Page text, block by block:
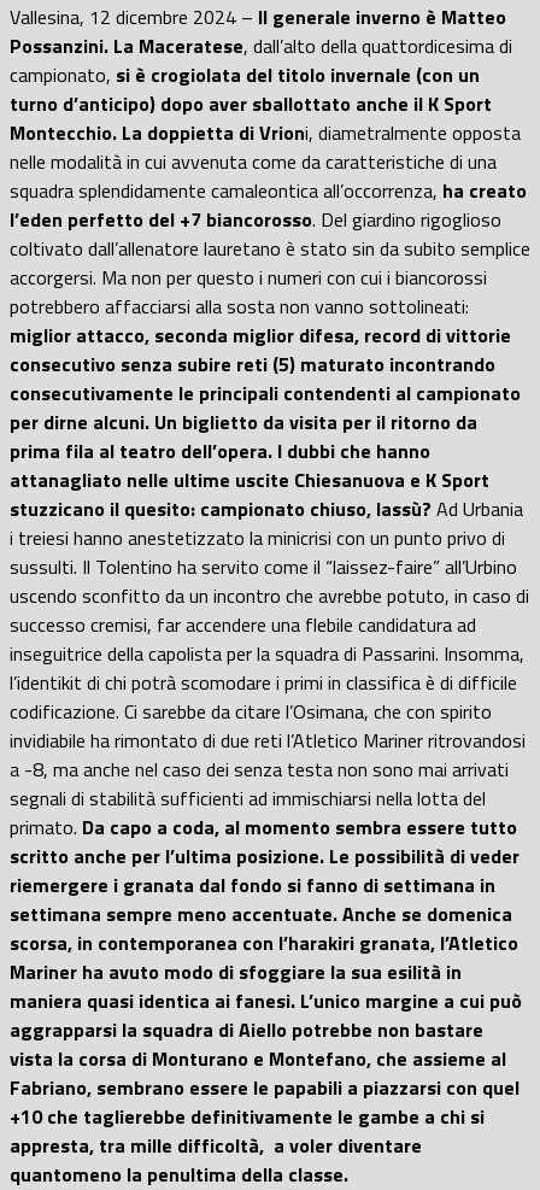
Vallesina, 12 dicembre 2024 – Il generale inverno è Matteo
Possanzini. La Maceratese, dall’alto della quattordicesima di
campionato, si è crogiolata del titolo invernale (con un
turno d’anticipo) dopo aver sballottato anche il K Sport
Montecchio. La doppietta di Vrioni, diametralmente opposta
nelle modalità in cui avvenuta come da caratteristiche di una
squadra splendidamente camaleontica all’occorrenza, ha creato
l’eden perfetto del +7 biancorosso. Del giardino rigoglioso
coltivato dall’allenatore lauretano è stato sin da subito semplice
accorgersi. Ma non per questo i numeri con cui i biancorossi
potrebbero affacciarsi alla sosta non vanno sottolineati:
miglior attacco, seconda miglior difesa, record di vittorie
consecutivo senza subire reti (5) maturato incontrando
consecutivamente le principali contendenti al campionato
per dirne alcuni. Un biglietto da visita per il ritorno da
prima fila al teatro dell’opera. I dubbi che hanno
attanagliato nelle ultime uscite Chiesanuova e K Sport
stuzzicano il quesito: campionato chiuso, lassù? Ad Urbania
i treiesi hanno anestetizzato la minicrisi con un punto privo di
sussulti. Il Tolentino ha servito come il “laissez-faire” all’Urbino
uscendo sconfitto da un incontro che avrebbe potuto, in caso di
successo cremisi, far accendere una flebile candidatura ad
inseguitrice della capolista per la squadra di Passarini. Insomma,
l’identikit di chi potrà scomodare i primi in classifica è di difficile
codificazione. Ci sarebbe da citare l’Osimana, che con spirito
invidiabile ha rimontato di due reti l’Atletico Mariner ritrovandosi
a -8, ma anche nel caso dei senza testa non sono mai arrivati
segnali di stabilità sufficienti ad immischiarsi nella lotta del
primato. Da capo a coda, al momento sembra essere tutto
scritto anche per l’ultima posizione. Le possibilità di veder
riemergere i granata dal fondo si fanno di settimana in
settimana sempre meno accentuate. Anche se domenica
scorsa, in contemporanea con l’harakiri granata, l’Atletico
Mariner ha avuto modo di sfoggiare la sua esilità in
maniera quasi identica ai fanesi. L’unico margine a cui può
aggrapparsi la squadra di Aiello potrebbe non bastare
vista la corsa di Monturano e Montefano, che assieme al
Fabriano, sembrano essere le papabili a piazzarsi con quel
+10 che taglierebbe definitivamente le gambe a chi si
appresta, tra mille difficoltà, a voler diventare
quantomeno la penultima della classe.